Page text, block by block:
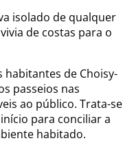
isolado de qualquer
de costas para o
habitantes de Choisy-
passeios nas
ao público. Trata-se
para conciliar a
habitado.